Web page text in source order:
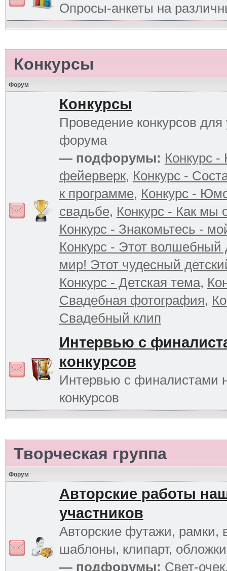
Опросы-анкеты на
Конкурсы
Форум
Конкурсы
Проведение конкурсов для
форума
— подфорумы: Конкурс
фейерверк, Конкурс -
к программе, Конкурс -
свадьбе, Конкурс - Как мы
Конкурс - Знакомьтесь -
Конкурс - Этот волшебный
мир! Этот чудесный
Конкурс - Детская тема,
Свадебная фотография,
Свадебный клип
Интервью с
конкурсов
Интервью с финалистами
конкурсов
Творческая группа
Форум
Авторские работы
участников
Авторские футажи, рамки,
шаблоны, клипарт,
— подфорумы: Свет-очек